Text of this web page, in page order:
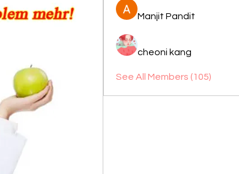
Manjit Pandit
cheoni kang
See All Members (105)